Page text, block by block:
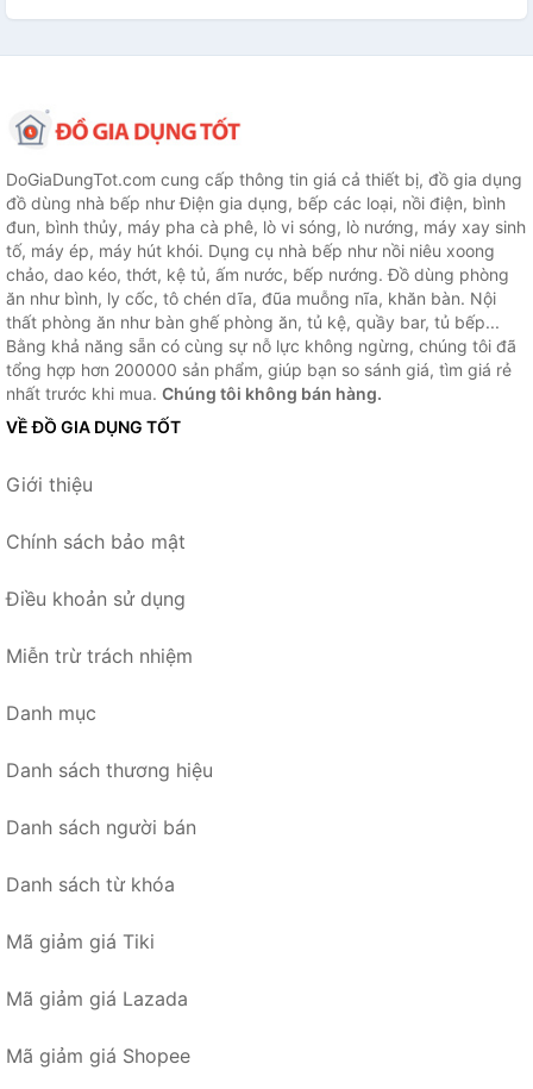
DoGiaDungTot.com cung cấp thông tin giá cả thiết bị, đồ gia dụng
đồ dùng nhà bếp như Điện gia dụng, bếp các loại, nồi điện, bình
đun, bình thủy, máy pha cà phê, lò vi sóng, lò nướng, máy xay sinh
tố, máy ép, máy hút khói. Dụng cụ nhà bếp như nồi niêu xoong
chảo, dao kéo, thớt, kệ tủ, ấm nước, bếp nướng. Đồ dùng phòng
ăn như bình, ly cốc, tô chén dĩa, đũa muỗng nĩa, khăn bàn. Nội
thất phòng ăn như bàn ghế phòng ăn, tủ kệ, quầy bar, tủ bếp...
Bằng khả năng sẵn có cùng sự nỗ lực không ngừng, chúng tôi đã
tổng hợp hơn 200000 sản phẩm, giúp bạn so sánh giá, tìm giá rẻ
nhất trước khi mua. Chúng tôi không bán hàng.
VỀ ĐỒ GIA DỤNG TỐT
Giới thiệu
Chính sách bảo mật
Điều khoản sử dụng
Miễn trừ trách nhiệm
Danh mục
Danh sách thương hiệu
Danh sách người bán
Danh sách từ khóa
Mã giảm giá Tiki
Mã giảm giá Lazada
Mã giảm giá Shopee